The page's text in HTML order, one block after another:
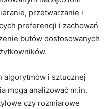
przetwarzanie​ i​
preferencji ⁤i zachowań
butów ⁤dostosowanych
algorytmów‍ i sztucznej
mogą analizować m.in.
czy rozmiarowe